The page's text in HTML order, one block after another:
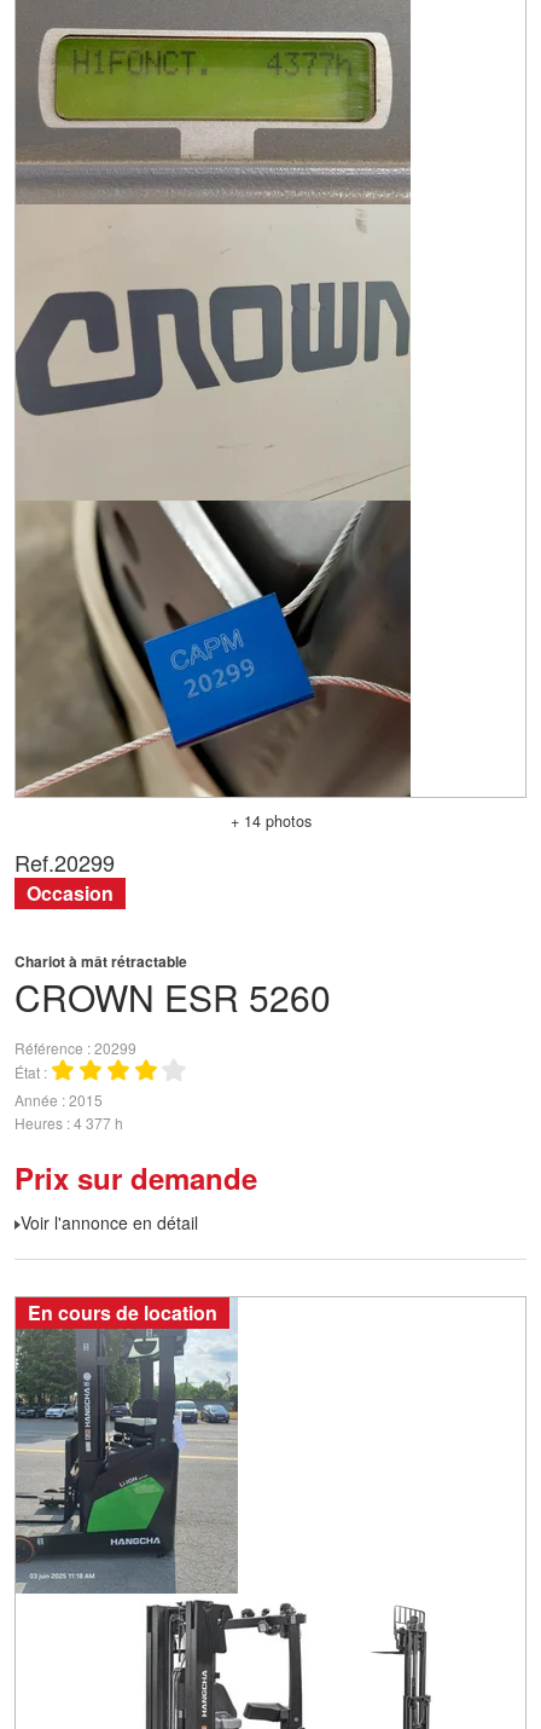
+ 14 photos
CROWN ESR 5260
Chariot à mât rétractable
Référence 20299
État
Année 2015
Heures 4 377 h
Prix sur demande
Voir l'annonce en détail
Ref.20299
Occasion
En cours de location